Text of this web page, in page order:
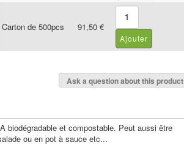
Carton de 500pcs 91,50 €
Ask a question about this product
biodégradable et compostable. Peut aussi être
ou en pot à sauce etc...